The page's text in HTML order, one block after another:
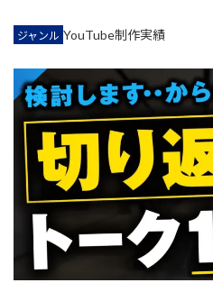
ジャンル YouTube制作実績